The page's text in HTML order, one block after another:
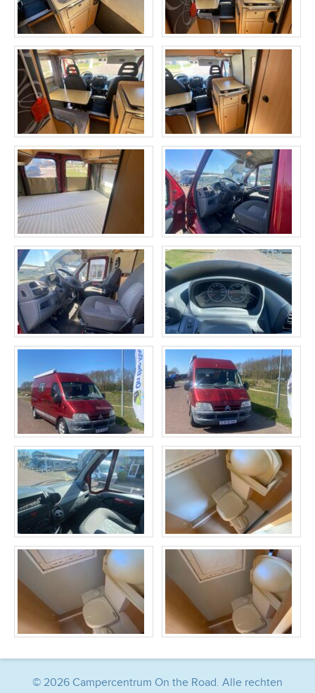
© 2026 Campercentrum On the Road. Alle rechten